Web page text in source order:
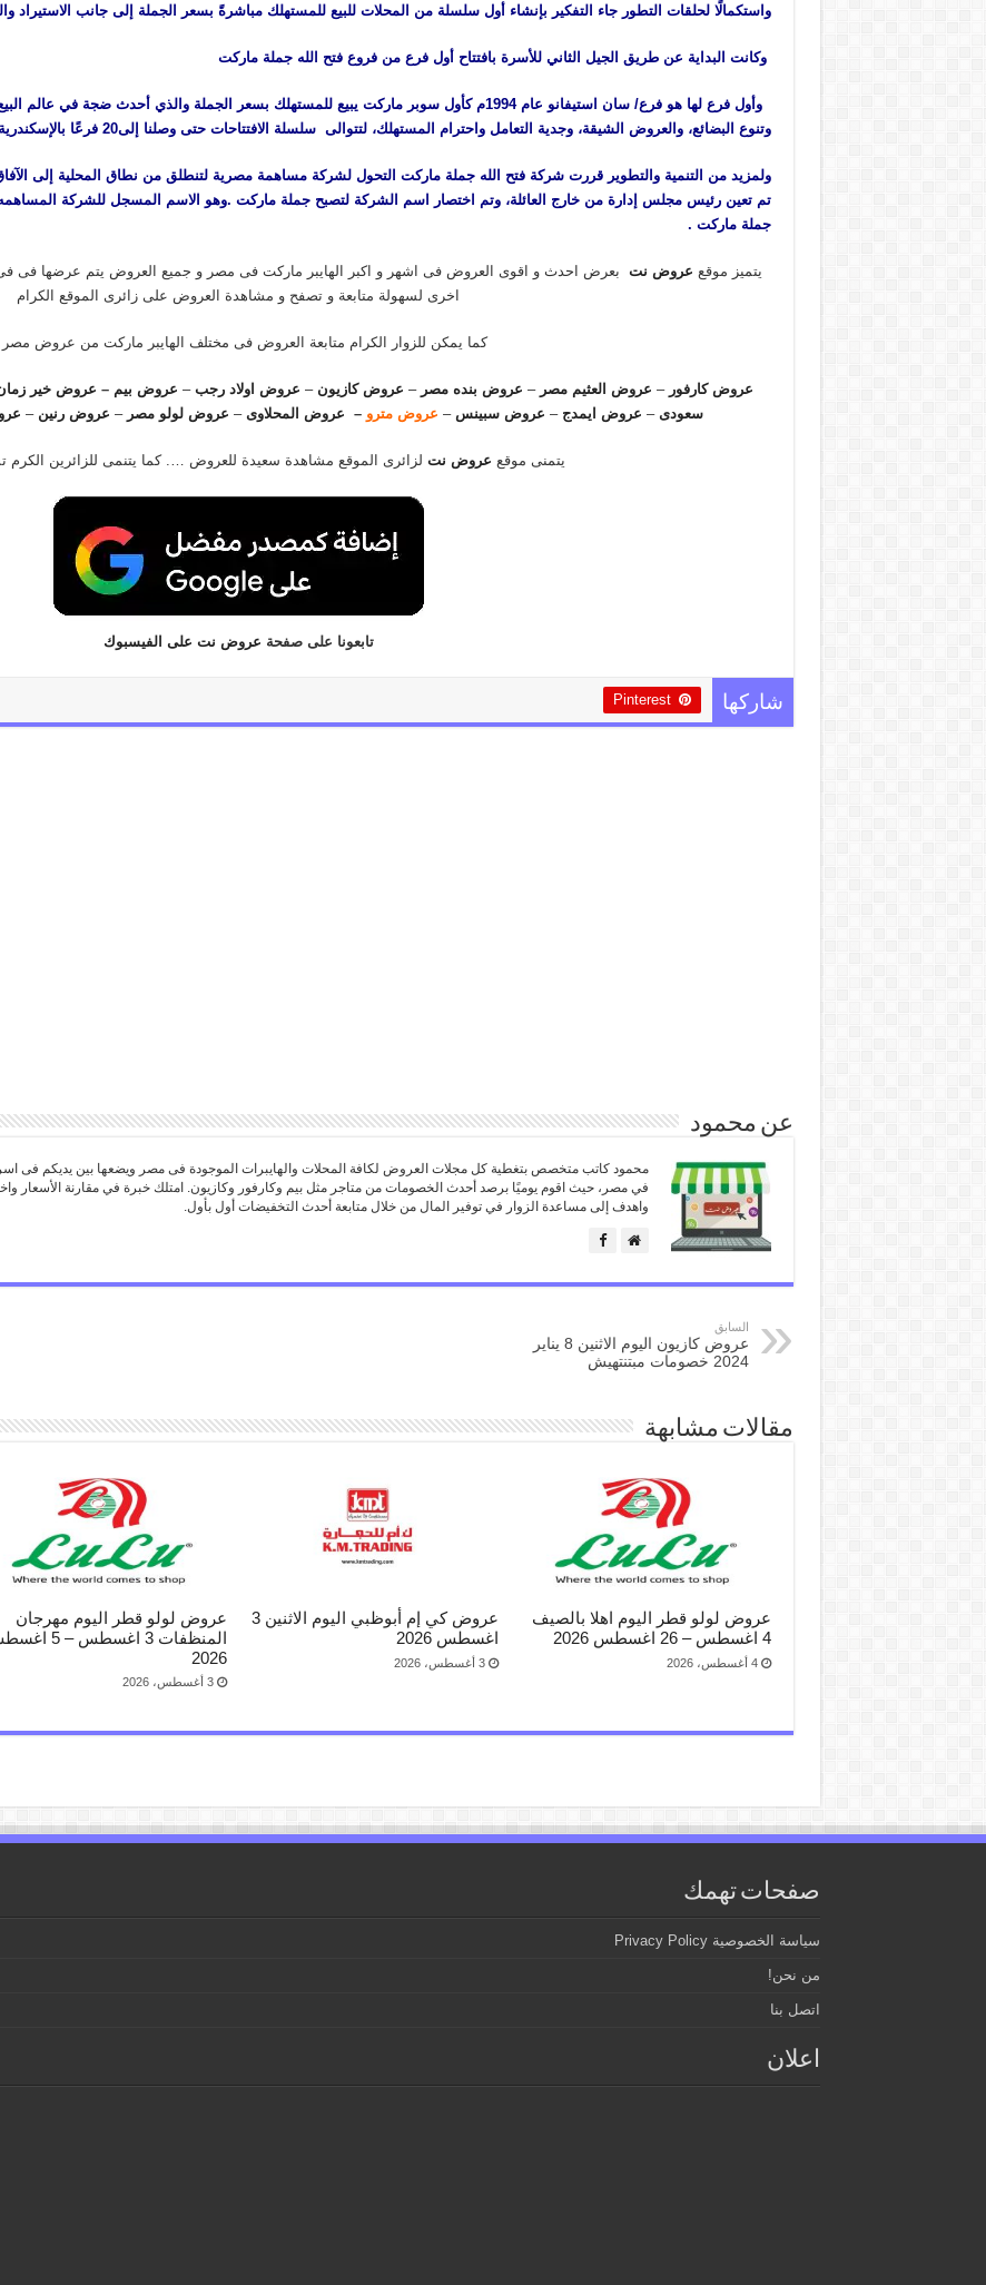
واستكمالًا لحلقات التطور جاء التفكير بإنشاء أول سلسلة من المحلات للبيع للمستهلك مباشرةً بسعر الجملة إلى جانب الاستيراد
وكانت البداية عن طريق الجيل الثاني للأسرة بافتتاح أول فرع من فروع فتح الله جملة ماركت
وأول فرع لها هو فرع/ سان استيفانو عام 1994م كأول سوبر ماركت يبيع للمستهلك بسعر الجملة والذي أحدث
وتنوع البضائع، والعروض الشيقة، وجدية التعامل واحترام المستهلك، لتتوالى سلسلة الافتتاحات حتى وصلنا إلى20 فرعًا بالإسكندرية والمحافظات .
ولمزيد من التنمية والتطوير قررت شركة فتح الله جملة ماركت التحول لشركة مساهمة مصرية لتنطلق من نطاق المحلية إلى الآفاق
تم تعين رئيس مجلس إدارة من خارج العائلة، وتم اختصار اسم الشركة لتصبح جملة ماركت .وهو الاسم المسجل للشركة
جملة ماركت .
يتميز موقع عروض نت بعرض احدث و اقوى العروض فى اشهر و اكبر الهايبر ماركت فى مصر و جميع العروض يتم عرضها فى
اخرى لسهولة متابعة و تصفح و مشاهدة العروض على زائرى الموقع الكرام
كما يمكن للزوار الكرام متابعة العروض فى مختلف الهايبر ماركت من عروض
عروض كارفور – عروض العثيم مصر – عروض بنده مصر – عروض كازيون – عروض اولاد رجب – عروض بيم – عروض خير
سعودى – عروض ايمدج – عروض سبينس – عروض مترو – عروض المحلاوى – عروض لولو مصر – عروض رنين –
يتمنى موقع عروض نت لزائرى الموقع مشاهدة سعيدة للعروض …. كما يتنمى للزائرين
تابعونا على صفحة عروض نت على الفيسبوك
شاركها Pinterest
عن محمود
محمود كاتب متخصص بتغطية كل مجلات العروض لكافة المحلات والهايبرات الموجودة فى مصر ويضعها بين يديكم فى
في مصر، حيث اقوم يوميًا برصد أحدث الخصومات من متاجر مثل بيم وكارفور وكازيون. امتلك خبرة في مقارنة الأسعار
واهدف إلى مساعدة الزوار في توفير المال من خلال متابعة أحدث التخفيضات أول بأول.
السابق
عروض كازيون اليوم الاثنين 8 يناير
2024 خصومات مبتنتهيش
مقالات مشابهة
عروض لولو قطر اليوم اهلا بالصيف
4 اغسطس – 26 اغسطس 2026
4 أغسطس، 2026
عروض كي إم أبوظبي اليوم الاثنين 3
اغسطس 2026
3 أغسطس، 2026
عروض لولو قطر اليوم مهرجان
المنظفات 3 اغسطس –
2026
3 أغسطس، 2026
صفحات تهمك
سياسة الخصوصية Privacy Policy
من نحن!
اتصل بنا
اعلان